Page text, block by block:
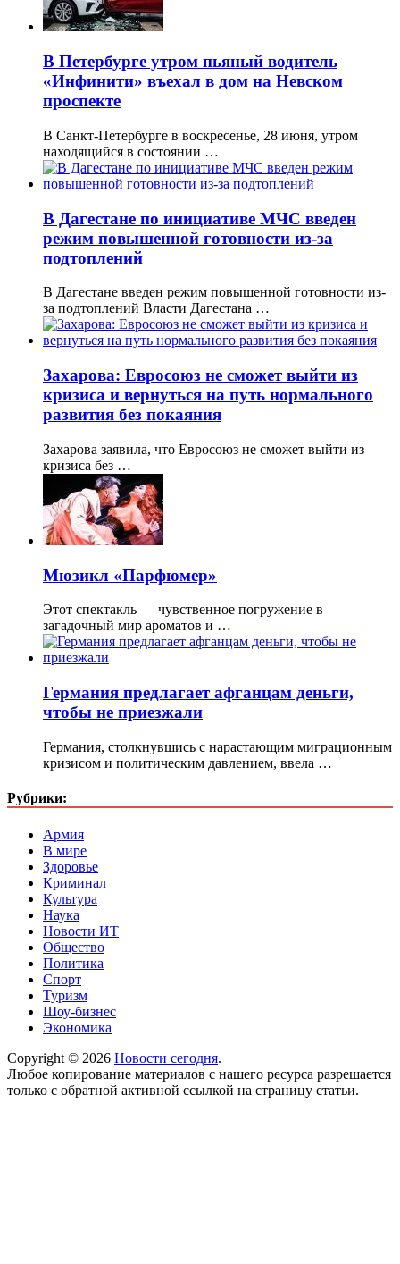
В Петербурге утром пьяный водитель
«Инфинити» въехал в дом на Невском
проспекте
В Санкт-Петербурге в воскресенье, 28 июня, утром
находящийся в состоянии …
В Дагестане по инициативе МЧС введен
режим повышенной готовности из-за
подтоплений
В Дагестане введен режим повышенной готовности из-
за подтоплений Власти Дагестана …
Захарова: Евросоюз не сможет выйти из
кризиса и вернуться на путь нормального
развития без покаяния
Захарова заявила, что Евросоюз не сможет выйти из
кризиса без …
Мюзикл «Парфюмер»
Этот спектакль — чувственное погружение в
загадочный мир ароматов и …
Германия предлагает афганцам деньги,
чтобы не приезжали
Германия, столкнувшись с нарастающим миграционным
кризисом и политическим давлением, ввела …
Рубрики:
Армия
В мире
Здоровье
Криминал
Культура
Наука
Новости ИТ
Общество
Политика
Спорт
Туризм
Шоу-бизнес
Экономика
Copyright © 2026 Новости сегодня.
Любое копирование материалов с нашего ресурса разрешается
только с обратной активной ссылкой на страницу статьи.